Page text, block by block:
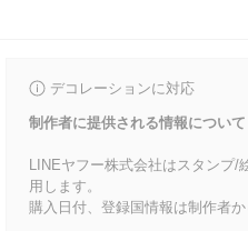
デコレーションに対応
制作者に提供される情報について
LINEヤフー株式会社はスタンプ/
用します。
購入日付、登録国情報は制作者